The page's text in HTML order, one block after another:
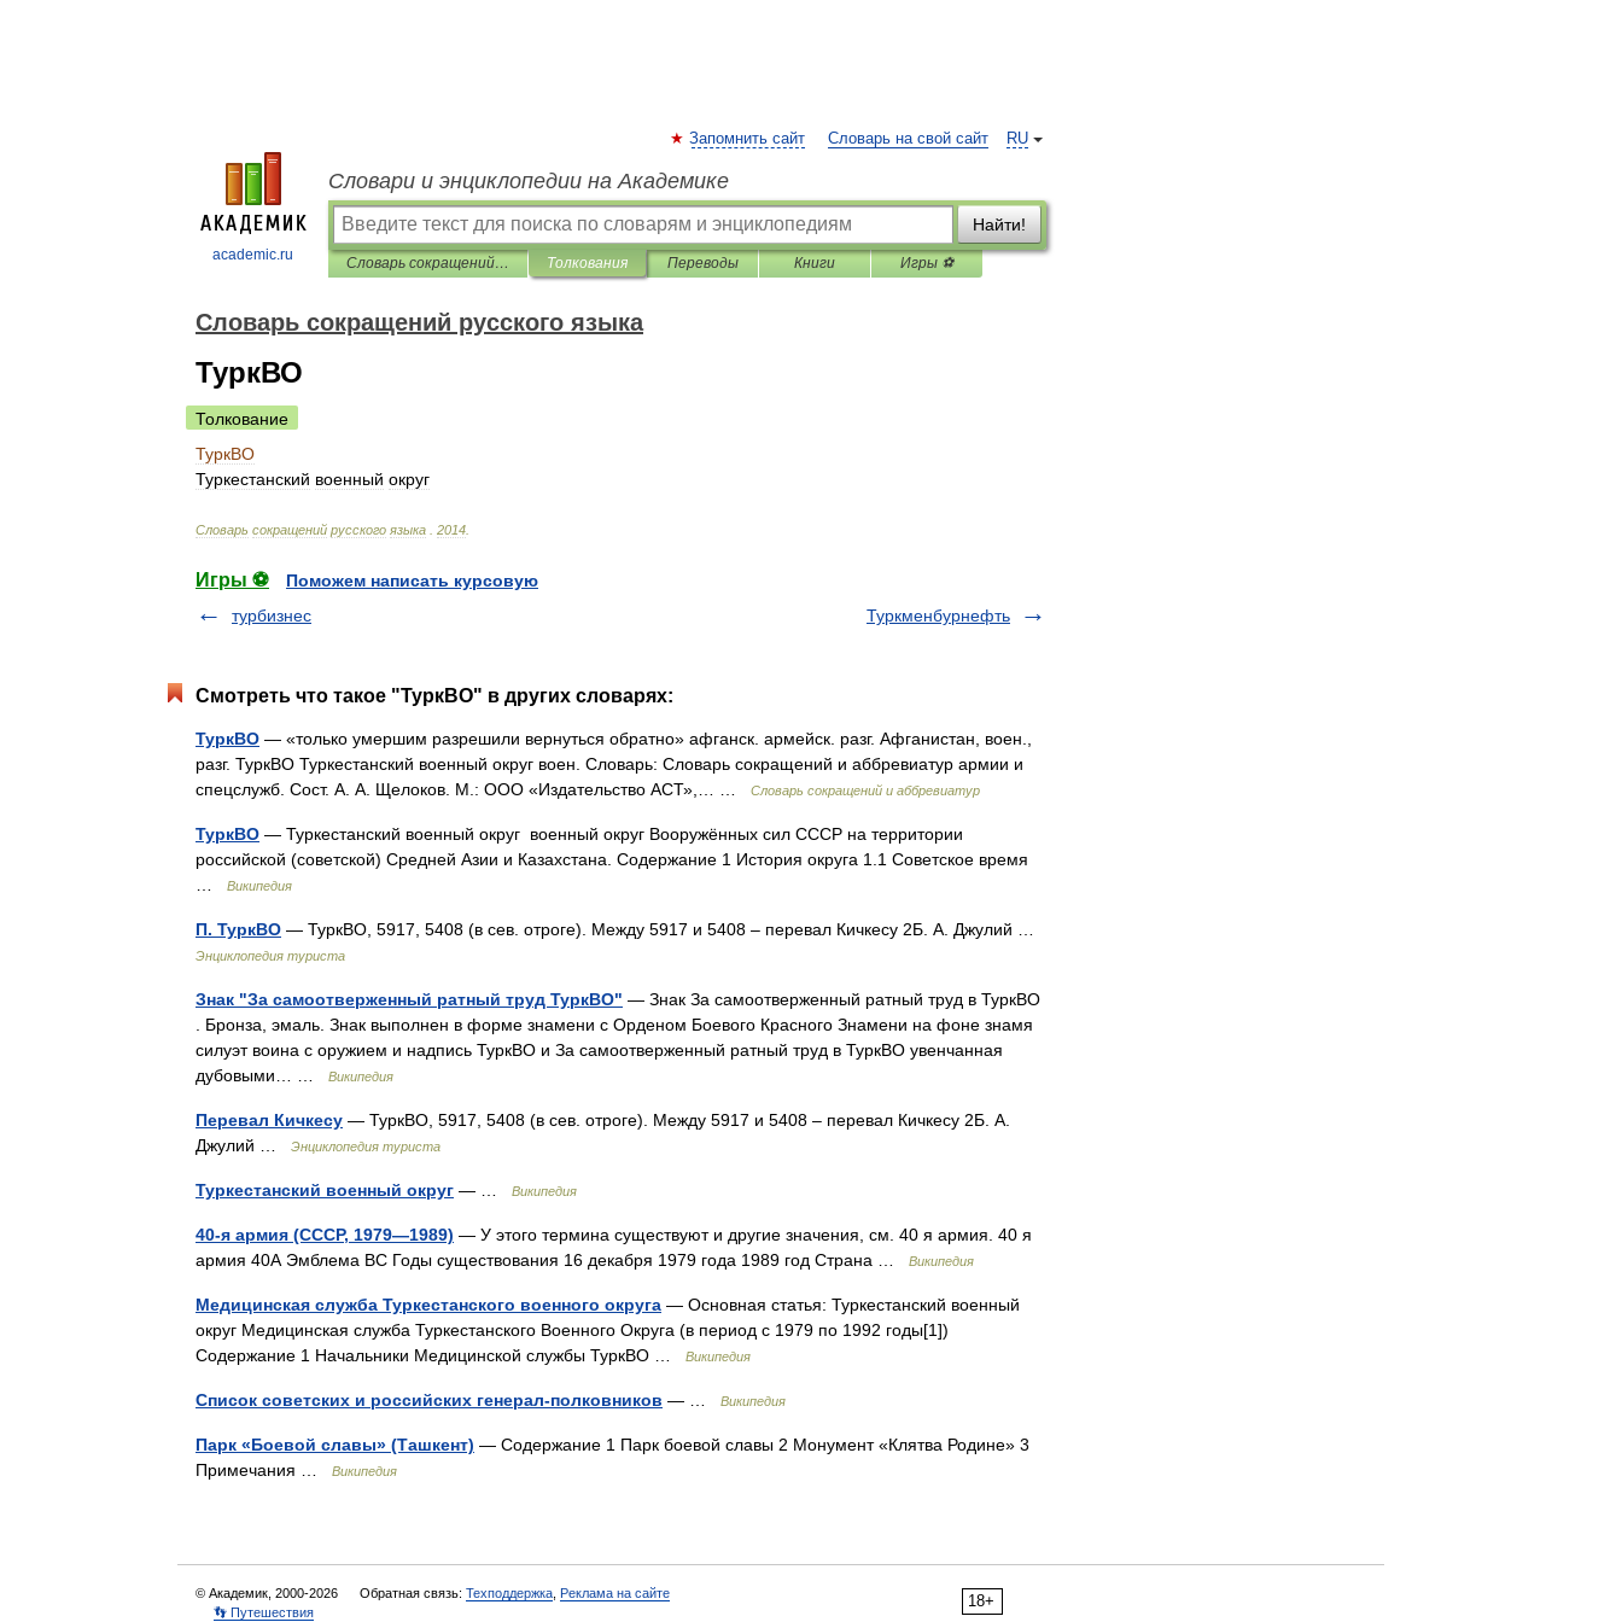
academic.ru
RU
Запомнить сайт Словарь на свой сайт
Словари и энциклопедии на Академике
Найти!
Словарь сокращений русского языка Толкования Переводы Книги Игры ⚽
Словарь сокращений русского языка
ТуркВО
Толкование
ТуркВО
Туркестанский военный округ
Словарь сокращений русского языка 2014
Игры ⚽
Поможем написать курсовую
турбизнес
Туркменбурнефть
Смотреть что такое "ТуркВО" в других словарях:
ТуркВО — «только умершим разрешили вернуться обратно» афганск. армейск. разг. Афганистан, воен.,
разг. ТуркВО Туркестанский военный округ воен. Словарь: Словарь сокращений и аббревиатур армии и
спецслужб. Сост. А. А. Щелоков. М.: ООО «Издательство АСТ»,… …
Словарь сокращений и аббревиатур
ТуркВО — Туркестанский военный округ военный округ Вооружённых сил СССР на территории
российской (советской) Средней Азии и Казахстана. Содержание 1 История округа 1.1 Советское время
Википедия
П. ТуркВО — ТуркВО, 5917, 5408 (в сев. отроге). Между 5917 и 5408 – перевал Кичкесу 2Б. А. Джулий …
Энциклопедия туриста
Знак "За самоотверженный ратный труд ТуркВО" — Знак За самоотверженный ратный труд в ТуркВО
. Бронза, эмаль. Знак выполнен в форме знамени с Орденом Боевого Красного Знамени на фоне знамя
силуэт воина с оружием и надпись ТуркВО и За самоотверженный ратный труд в ТуркВО увенчанная
дубовыми… …
Википедия
Перевал Кичкесу — ТуркВО, 5917, 5408 (в сев. отроге). Между 5917 и 5408 – перевал Кичкесу 2Б. А.
Джулий …
Энциклопедия туриста
Туркестанский военный округ — … Википедия
40-я армия (СССР, 1979—1989) — У этого термина существуют и другие значения, см. 40 я армия. 40 я
армия 40А Эмблема ВС Годы существования 16 декабря 1979 года 1989 год Страна …
Википедия
Медицинская служба Туркестанского военного округа — Основная статья: Туркестанский военный
округ Медицинская служба Туркестанского Военного Округа (в период с 1979 по 1992 годы[1])
Содержание 1 Начальники Медицинской службы ТуркВО …
Википедия
Список советских и российских генерал-полковников — … Википедия
Парк «Боевой славы» (Ташкент) — Содержание 1 Парк боевой славы 2 Монумент «Клятва Родине» 3
Примечания …
Википедия
18+
© Академик, 2000-2026 Обратная связь: Техподдержка Реклама на сайте
👣 Путешествия